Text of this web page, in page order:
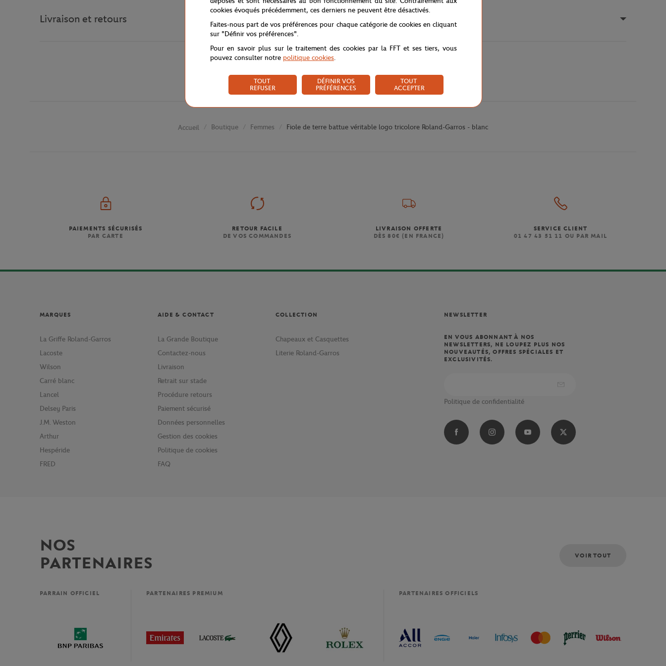
Livraison et retours
Accueil Boutique Femmes Fiole de terre battue véritable logo tricolore Roland-Garros - blanc
PAIEMENTS SÉCURISÉS
PAR CARTE
RETOUR FACILE
DE VOS COMMANDES
LIVRAISON OFFERTE
DÈS 80€ (EN FRANCE)
SERVICE CLIENT
01 47 43 51 11 OU PAR MAIL
NEWSLETTER
EN VOUS ABONNANT À NOS
NEWSLETTERS, NE LOUPEZ PLUS NOS
NOUVEAUTÉS, OFFRES SPÉCIALES ET
EXCLUSIVITÉS.
Politique de confidentialité
MARQUES
La Griffe Roland-Garros
Lacoste
Wilson
Carré blanc
Lancel
Delsey Paris
J.M. Weston
Arthur
Hespéride
FRED
AIDE & CONTACT
La Grande Boutique
Contactez-nous
Livraison
Retrait sur stade
Procédure retours
Paiement sécurisé
Données personnelles
Gestion des cookies
Politique de cookies
FAQ
COLLECTION
Chapeaux et Casquettes
Literie Roland-Garros
NOS
PARTENAIRES
VOIR TOUT
PARRAIN OFFICIEL PARTENAIRES PREMIUM PARTENAIRES OFFICIELS
cookies évoqués précédemment, ces derniers ne peuvent être désactivés.
Faites-nous part de vos préférences pour chaque catégorie de cookies en cliquant
sur "Définir vos préférences".
Pour en savoir plus sur le traitement des cookies par la FFT et ses tiers, vous
pouvez consulter notre politique cookies.
TOUT
REFUSER
DÉFINIR VOS
PRÉFÉRENCES
TOUT
ACCEPTER